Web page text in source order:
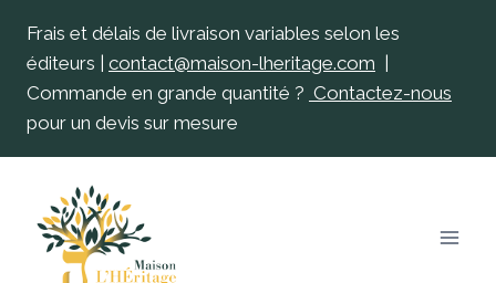
Frais et délais de livraison variables selon les
éditeurs | contact@maison-lheritage.com
Commande en grande quantité ? Contactez-nous
pour un devis sur mesure